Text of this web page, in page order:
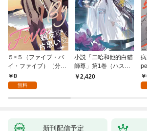
５×５（ファイブ・バ
イ・ファイブ）［分冊
版１］
0
無料
小説「二哈和他的白猫
師尊」第1巻（ハスキ
ーとかれのしろねこし
2,420
新刊配信予定